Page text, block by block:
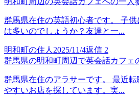
群馬県在住の英語初心者です。 子
は多いのでしょうか？友達と一...
明和町の住人 2025/11/4返信 2
群馬県の明和町周辺で英会話カフェ
群馬県在住のアラサーです。 最近
やすいお店を探しています。実...